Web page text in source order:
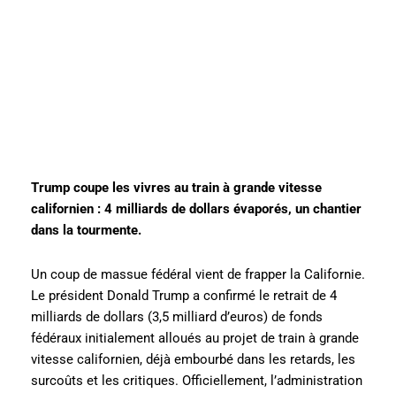
Trump coupe les vivres au train à grande vitesse
californien : 4 milliards de dollars évaporés, un chantier
dans la tourmente.
Un coup de massue fédéral vient de frapper la Californie.
Le président Donald Trump a confirmé le retrait de 4
milliards de dollars (3,5 milliard d’euros) de fonds
fédéraux initialement alloués au projet de train à grande
vitesse californien, déjà embourbé dans les retards, les
surcoûts et les critiques. Officiellement, l’administration